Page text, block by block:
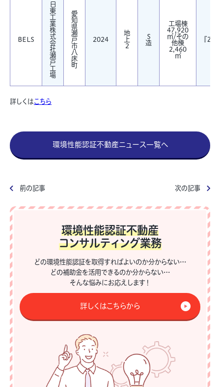
BELS
日
東
工
業
株
式
会
社
瀬
戸
工
場
愛
知
県
瀬
戸
市
八
床
町
2024
地
上
2
S
造
工場棟
47,920
㎡/その
他棟
2,460
㎡
『
詳しくはこちら
環境性能認証不動産ニュース一覧へ
前の記事 次の記事
環境性能認証不動産
コンサルティング業務
どの環境性能認証を取得すればよいのか分からない…
どの補助金を活用できるのか分からない…
そんな悩みにお応えします！
詳しくはこちらから